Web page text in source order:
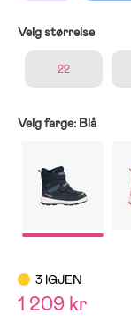
Velg størrelse
22
Velg farge: Blå
3 IGJEN
1 209 kr